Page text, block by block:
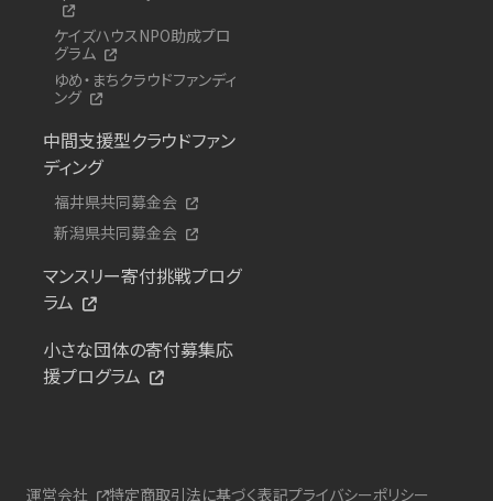
ケイズハウスNPO助成プロ
グラム
ゆめ・まちクラウドファンディ
ング
中間支援型クラウドファン
ディング
福井県共同募金会
新潟県共同募金会
マンスリー寄付挑戦プログ
ラム
小さな団体の寄付募集応
援プログラム
運営会社 特定商取引法に基づく表記プライバシーポリシー